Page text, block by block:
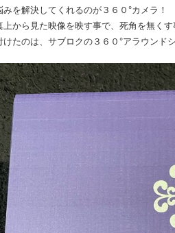
みを解決してくれるのが３６０°カメラ！
上から見た映像を映す事で、死角を無く
けたのは、サブロクの３６０°アラウンド